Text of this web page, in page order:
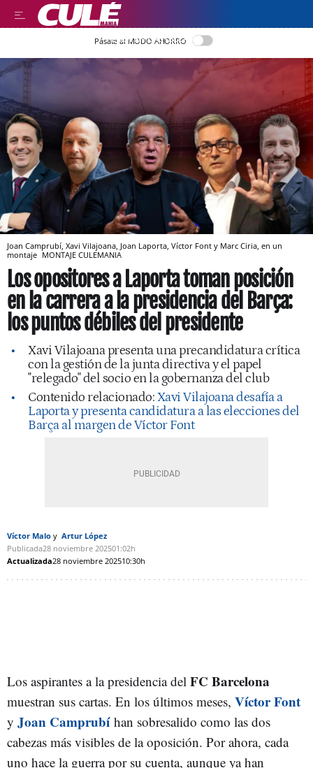
LEER EN CASTELLANO
Pásate al MODO AHORRO
Joan Camprubí, Xavi Vilajoana, Joan Laporta, Víctor Font y Marc Ciria, en un
montaje MONTAJE CULEMANIA
Los opositores a Laporta toman posición
en la carrera a la presidencia del Barça:
los puntos débiles del presidente
Xavi Vilajoana presenta una precandidatura crítica
con la gestión de la junta directiva y el papel
"relegado" del socio en la gobernanza del club
Contenido relacionado:Xavi Vilajoana desafía a
Laporta y presenta candidatura a las elecciones del
Barça al margen de Víctor Font
Víctor Malo
Artur López
Publicada28 noviembre 202501:02h
Actualizada28 noviembre 202510:30h
Los aspirantes a la presidencia del FC Barcelona
muestran sus cartas. En los últimos meses, Víctor Font
y Joan Camprubíhan sobresalido como las dos
cabezas más visibles de la oposición. Por ahora, cada
uno hace la guerra por su cuenta, aunque ya han